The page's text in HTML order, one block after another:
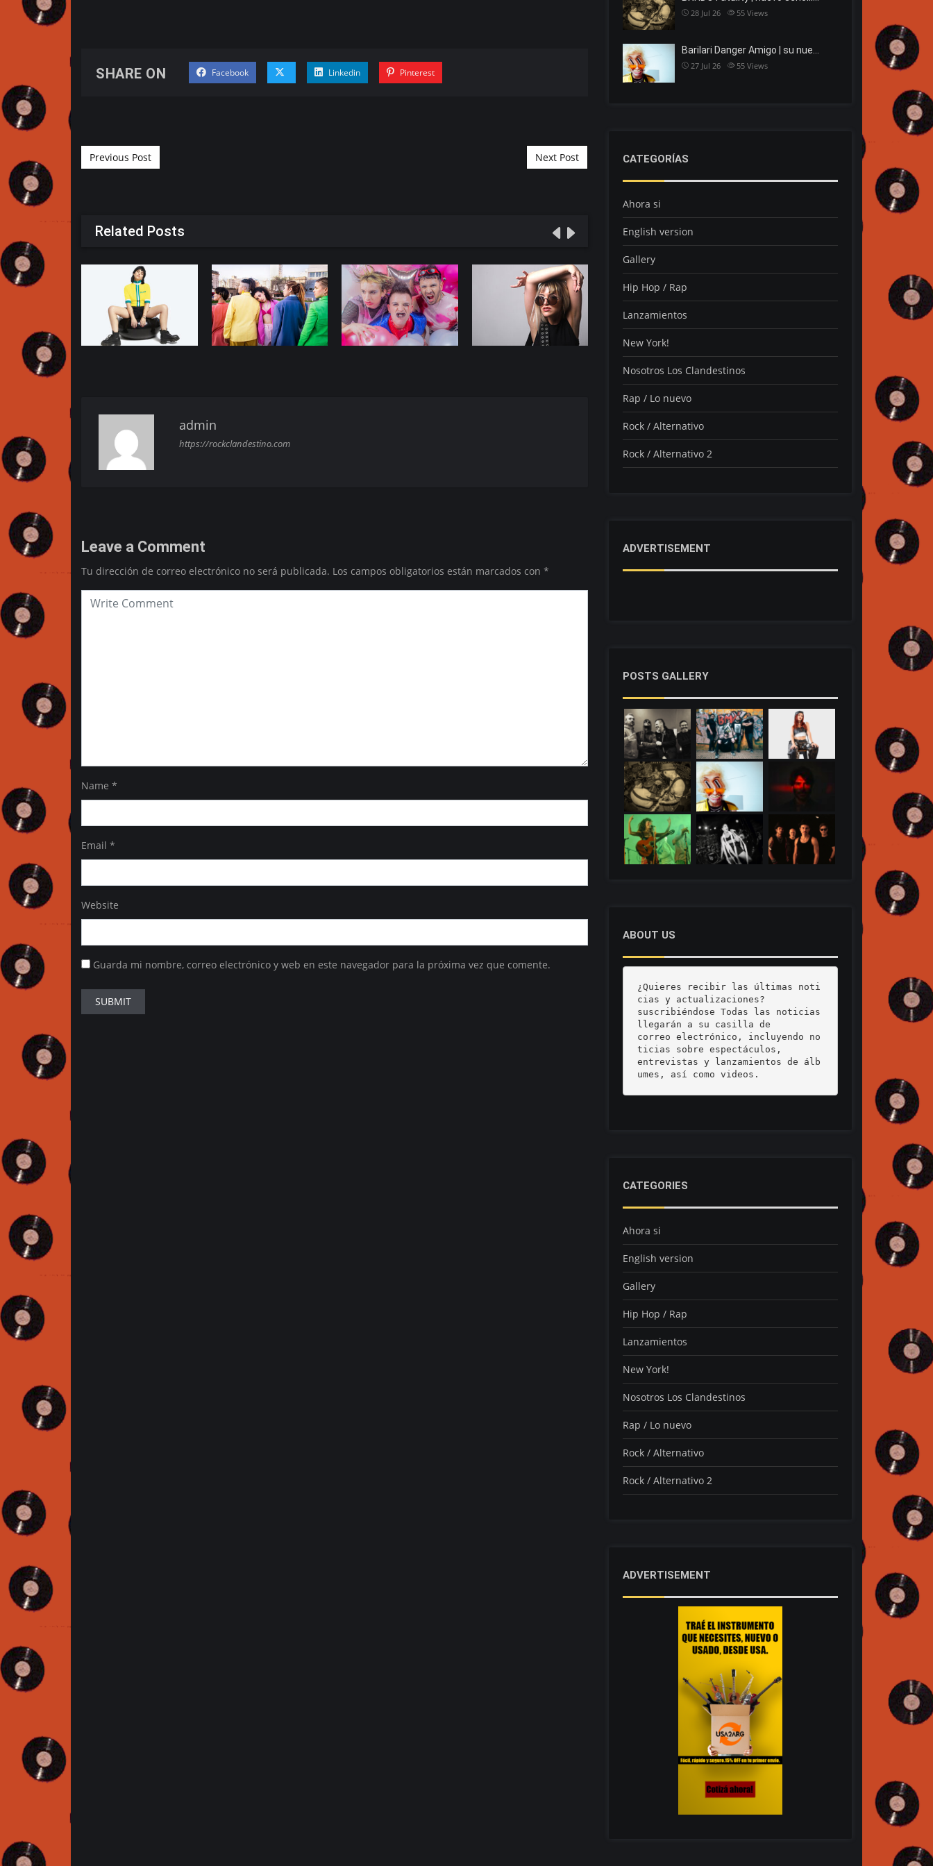
SHARE ON Facebook Linkedin Pinterest
Post navigation
Previous Post Next Post
Related Posts
admin
https://rockclandestino.com
Leave a Comment
Tu dirección de correo electrónico no será publicada. Los campos obligatorios están marcados con *
Name *
Email *
Website
Guarda mi nombre, correo electrónico y web en este navegador para la próxima vez que comente.
28 Jul 26 55 Views
Barilari Danger Amigo | su nue…
27 Jul 26 55 Views
CATEGORÍAS
Ahora si
English version
Gallery
Hip Hop / Rap
Lanzamientos
New York!
Nosotros Los Clandestinos
Rap / Lo nuevo
Rock / Alternativo
Rock / Alternativo 2
ADVERTISEMENT
POSTS GALLERY
ABOUT US
¿Quieres recibir las últimas noti
cias y actualizaciones?
suscribiéndose Todas las noticias
llegarán a su casilla de
correo electrónico, incluyendo no
ticias sobre espectáculos,
entrevistas y lanzamientos de álb
umes, así como videos.
CATEGORIES
Ahora si
English version
Gallery
Hip Hop / Rap
Lanzamientos
New York!
Nosotros Los Clandestinos
Rap / Lo nuevo
Rock / Alternativo
Rock / Alternativo 2
ADVERTISEMENT